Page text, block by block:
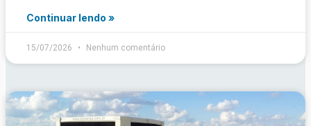
Continuar lendo »
15/07/2026 Nenhum comentário